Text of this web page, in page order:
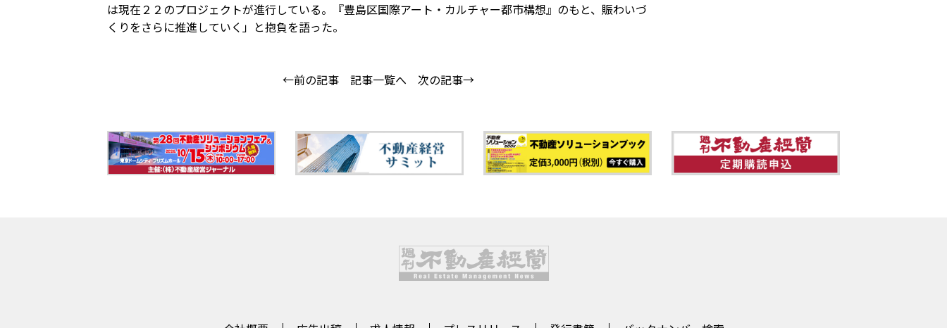
は現在２２のプロジェクトが進行している。『豊島区国際アート・カルチャー都市構想』のもと、賑わいづ
くりをさらに推進していく」と抱負を語った。
←前の記事 記事一覧へ 次の記事→